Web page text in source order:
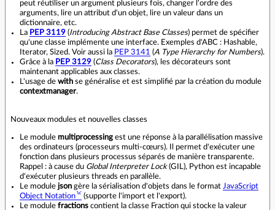
peut réutiliser un argument plusieurs fois, changer l'ordre des
arguments, lire un attribut d'un objet, lire un valeur dans un
dictionnaire, etc.
La PEP 3119 (Introducing Abstract Base Classes) permet de spécifier
qu'une classe implémente une interface. Exemples d'ABC : Hashable,
Iterator, Sized. Voir aussi la PEP 3141 (A Type Hierarchy for Numbers).
Grâce à la PEP 3129 (Class Decorators), les décorateurs sont
maintenant applicables aux classes.
L'usage de with se généralise et est simplifié par la création du module
contextmanager.
Nouveaux modules et nouvelles classes
Le module multiprocessing est une réponse à la parallélisation massive
des ordinateurs (processeurs multi-cœurs). Il permet d'exécuter une
fonction dans plusieurs processus séparés de manière transparente.
Rappel : à cause du Global Interpreter Lock(GIL), Python est incapable
d'exécuter plusieurs threads en parallèle.
Le module json gère la sérialisation d'objets dans le format JavaScript
Object Notation
(supporte l'import et l'export).
Le module fractions contient la classe Fraction qui stocke la valeur